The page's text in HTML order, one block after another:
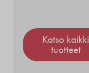
Katso kaikki
tuotteet